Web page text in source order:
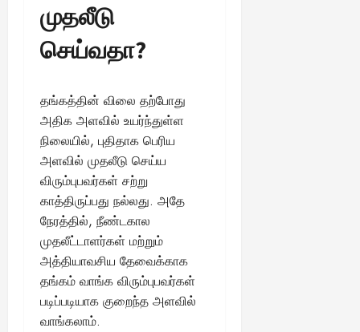
முதலீடு
செய்வதா?
தங்கத்தின் விலை தற்போது
அதிக அளவில் உயர்ந்துள்ள
நிலையில், புதிதாக பெரிய
அளவில் முதலீடு செய்ய
விரும்புபவர்கள் சற்று
காத்திருப்பது நல்லது. அதே
நேரத்தில், நீண்டகால
முதலீட்டாளர்கள் மற்றும்
அத்தியாவசிய தேவைக்காக
தங்கம் வாங்க விரும்புபவர்கள்
படிப்படியாக குறைந்த அளவில்
வாங்கலாம்.